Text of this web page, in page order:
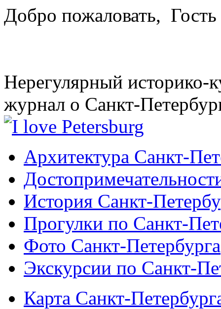
Добро пожаловать, Гость
Нерегулярный историко-
журнал о Санкт-
Архитектура Санкт-
История Санкт-
Прогулки по Санкт-
Фото Санкт-Петербурга
Экскурсии по Санкт-
Карта Санкт-